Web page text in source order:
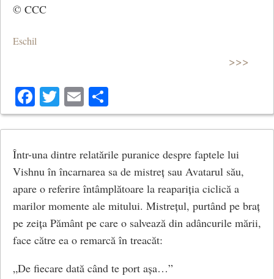
© CCC
Eschil
>>>
Facebook
Twitter
Email
Într-una dintre relatările puranice despre faptele lui
Vishnu în încarnarea sa de mistreț sau Avatarul său,
apare o referire întâmplătoare la reapariția ciclică a
marilor momente ale mitului. Mistrețul, purtând pe braț
pe zeița Pământ pe care o salvează din adâncurile mării,
face către ea o remarcă în treacăt:
„De fiecare dată când te port așa…”